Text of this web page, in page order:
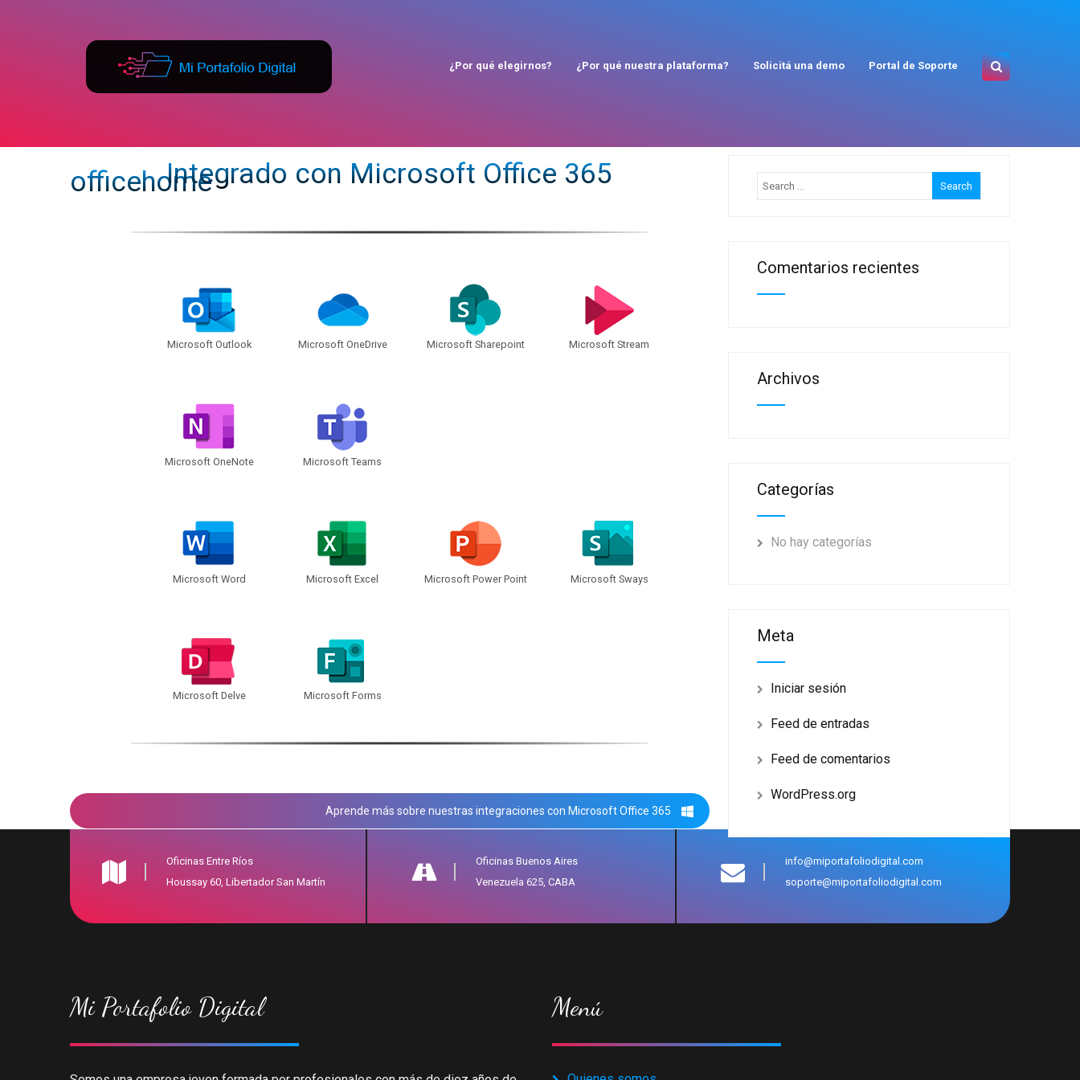
¿Por qué elegirnos? ¿Por qué nuestra plataforma? Solicitá una demo Portal de Soporte
officehomeIntegrado con Microsoft Office 365
Microsoft Outlook Microsoft OneDrive Microsoft Sharepoint Microsoft Stream
Microsoft OneNote Microsoft Teams
Microsoft Word Microsoft Excel Microsoft Power Point Microsoft Sways
Microsoft Delve Microsoft Forms
Aprende más sobre nuestras integraciones con Microsoft Office 365
Comentarios recientes
Archivos
Categorías
No hay categorías
Meta
Iniciar sesión
Feed de entradas
Feed de comentarios
WordPress.org
Oficinas Entre Ríos
Houssay 60, Libertador San Martín
Oficinas Buenos Aires
Venezuela 625, CABA
info@miportafoliodigital.com
soporte@miportafoliodigital.com
Mi Portafolio Digital Menú